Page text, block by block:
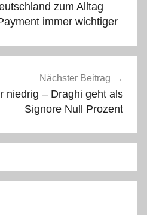
zum Alltag
immer wichtiger
Nächster Beitrag
niedrig – Draghi geht als
Signore Null Prozent